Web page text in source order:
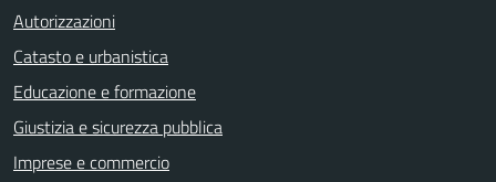
Autorizzazioni
Catasto e urbanistica
Educazione e formazione
Giustizia e sicurezza pubblica
Imprese e commercio